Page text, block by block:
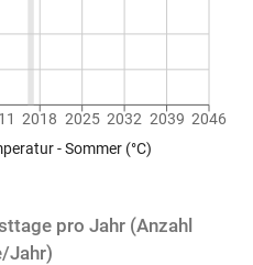
2018 2025 2032 2039 2046
- Sommer (°C)
pro Jahr (Anzahl
Jahr)